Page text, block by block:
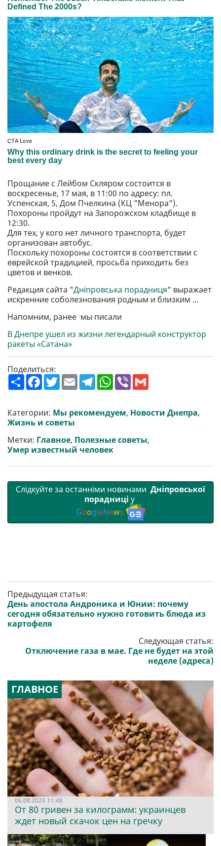
Прощание с Лейбом Скляром состоится в
воскресенье, 17 мая, в 11:00 по адресу: пл.
Успенская, 5, Дом Пчелкина (КЦ "Менора").
Похороны пройдут на Запорожском кладбище в
12:30.
Для тех, у кого нет личного транспорта, будет
организован автобус.
Поскольку похороны состоятся в соответствии с
еврейской традицией, просьба приходить без
цветов и венков.
Редакция сайта "Дніпровська порадниця" выражает
искренние соболезнования родным и близким ...
Напомним, ранее мы писали
В Днепре ушел из жизни легендарный конструктор
ракеты «Сатана»
Поделиться:
П
о
р
и
т
F
a
b
o
o
T
w
t
e
r
E
m
l
T
e
g
r
W
h
s
A
V
r l
Категории: Мы рекомендуем, Новости Днепра,
Жизнь и советы
Метки: Главное, Полезные советы,
Умер известный человек
Слідкуйте за останніми новинами Дніпровської
порадниці у
GoogleNews
Предыдущая статья:
День апостола Андроника и Юнии: почему
сегодня обязательно нужно готовить блюда из
картофеля
Следующая статья:
Отключение газа в мае. Где не будет на этой
неделе (адреса)
ГЛАВНОЕ
06.08.2026 11:48
От 80 гривен за килограмм: украинцев
ждет новый скачок цен на гречку